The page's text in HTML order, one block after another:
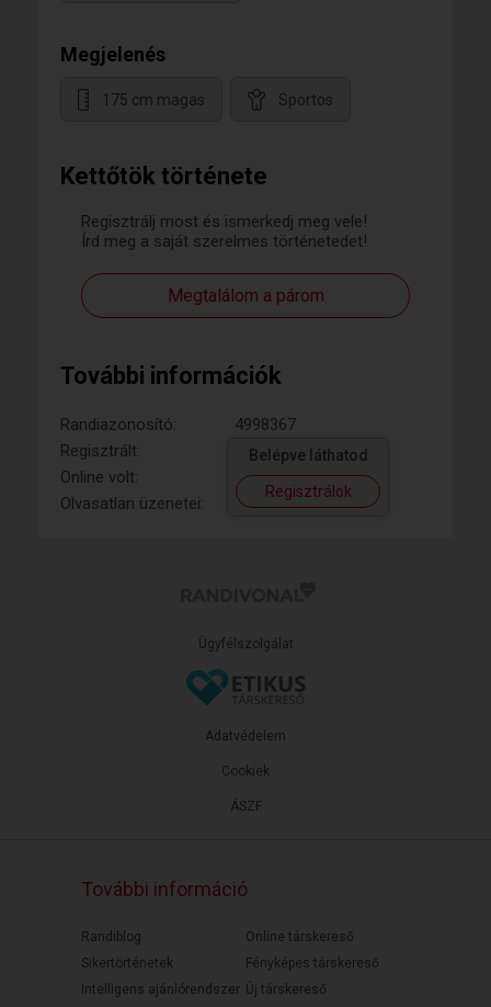
Kettőtök története
Regisztrálj most és ismerkedj meg vele!
Írd meg a saját szerelmes történetedet!
Megtalálom a párom
További információk
Randiazonosító:
4998367
Regisztrált:
Online volt:
Olvasatlan üzenetei:
Belépve láthatod
Regisztrálok
Megjelenés
175 cm magas Sportos
Ügyfélszolgálat
ÁSZF
Adatvédelem
Cookiek
További információ
Randiblog
Sikertörténetek
Intelligens ajánlórendszer
Online társkereső
Fényképes társkereső
Új társkereső